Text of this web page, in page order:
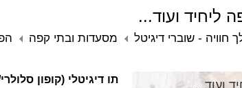
ליחיד ועוד...
חוויה - שוברי דיגיטל מסעדות ובתי קפה
ועוד...
תו דיגיטלי (קופון